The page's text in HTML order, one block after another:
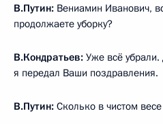
В.Путин: Вениамин Иванович,
продолжаете уборку?
В.Кондратьев: Уже всё
я передал Ваши поздравления.
В.Путин: Сколько в чистом